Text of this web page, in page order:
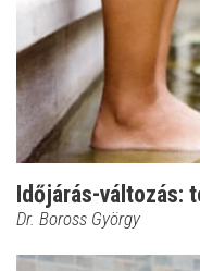
Időjárás-változás:
Dr. Boross György